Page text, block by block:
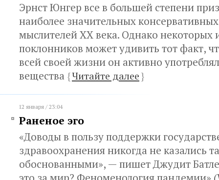
Эрнст Юнгер все в большей степени
наиболее значительных
мыслителей ХХ века. Однако некоторых
поклонников может удивить тот факт,
всей своей жизни он активно
вещества {Читайте далее}
12 января / 23:04
Раненое эго
«Доводы в пользу поддержки
здравоохранения никогда не казались
обоснованными», — пишет Джудит